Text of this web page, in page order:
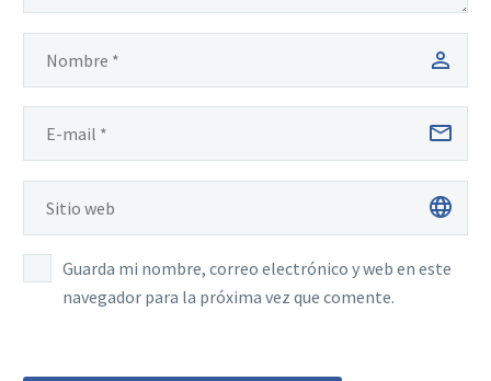
Guarda mi nombre, correo electrónico y web en este
navegador para la próxima vez que comente.